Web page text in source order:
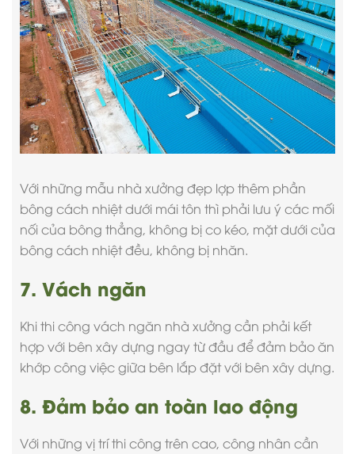
Với những mẫu nhà xưởng đẹp lợp thêm phần
bông cách nhiệt dưới mái tôn thì phải lưu ý các mối
nối của bông thẳng, không bị co kéo, mặt dưới của
bông cách nhiệt đều, không bị nhăn.
7. Vách ngăn
Khi thi công vách ngăn nhà xưởng cần phải kết
hợp với bên xây dựng ngay từ đầu để đảm bảo ăn
khớp công việc giữa bên lắp đặt với bên xây dựng.
8. Đảm bảo an toàn lao động
Với những vị trí thi công trên cao, công nhân cần